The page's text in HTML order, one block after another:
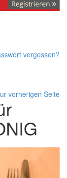
vergessen?
vorherigen Seite